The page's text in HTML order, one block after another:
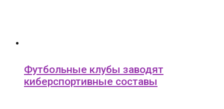
Футбольные клубы заводят
киберспортивные составы